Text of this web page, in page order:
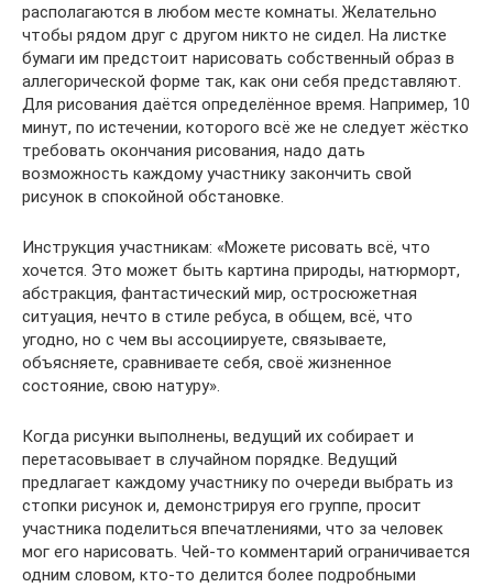
располагаются в любом месте комнаты. Желательно
чтобы рядом друг с другом никто не сидел. На листке
бумаги им предстоит нарисовать собственный образ в
аллегорической форме так, как они себя представляют.
Для рисования даётся определённое время. Например, 10
минут, по истечении, которого всё же не следует жёстко
требовать окончания рисования, надо дать
возможность каждому участнику закончить свой
рисунок в спокойной обстановке.
Инструкция участникам: «Можете рисовать всё, что
хочется. Это может быть картина природы, натюрморт,
абстракция, фантастический мир, остросюжетная
ситуация, нечто в стиле ребуса, в общем, всё, что
угодно, но с чем вы ассоциируете, связываете,
объясняете, сравниваете себя, своё жизненное
состояние, свою натуру».
Когда рисунки выполнены, ведущий их собирает и
перетасовывает в случайном порядке. Ведущий
предлагает каждому участнику по очереди выбрать из
стопки рисунок и, демонстрируя его группе, просит
участника поделиться впечатлениями, что за человек
мог его нарисовать. Чей-то комментарий ограничивается
одним словом, кто-то делится более подробными